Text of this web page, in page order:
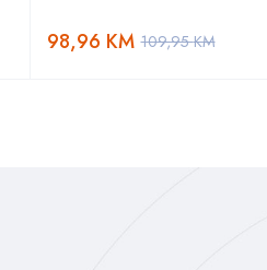
109,95KM
98,96 KM